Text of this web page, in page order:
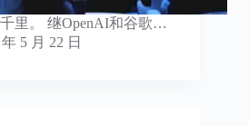
里。 继OpenAI和谷歌…
5 月 22 日